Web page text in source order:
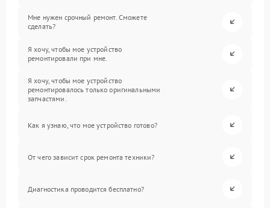
Мне нужен срочный ремонт. Сможете
сделать?
Я хочу, чтобы мое устройство
ремонтировали при мне.
Я хочу, чтобы мое устройство
ремонтировалось только оригинальными
запчастями.
Как я узнаю, что мое устройство готово?
От чего зависит срок ремонта техники?
Диагностика проводится бесплатно?